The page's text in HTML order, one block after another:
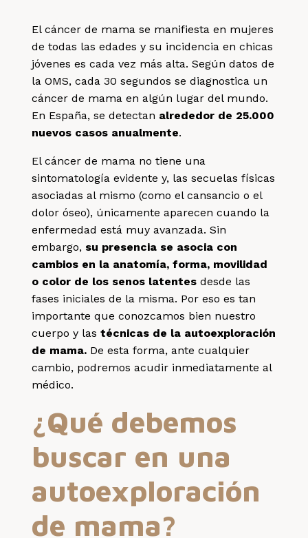
El cáncer de mama se manifiesta en mujeres
de todas las edades y su incidencia en chicas
jóvenes es cada vez más alta. Según datos de
la OMS, cada 30 segundos se diagnostica un
cáncer de mama en algún lugar del mundo.
En España, se detectan alrededor de 25.000
nuevos casos anualmente.
El cáncer de mama no tiene una
sintomatología evidente y, las secuelas físicas
asociadas al mismo (como el cansancio o el
dolor óseo), únicamente aparecen cuando la
enfermedad está muy avanzada. Sin
embargo, su presencia se asocia con
cambios en la anatomía, forma, movilidad
o color de los senos latentesdesde las
fases iniciales de la misma. Por eso es tan
importante que conozcamos bien nuestro
cuerpo y las técnicas de la autoexploración
de mama. De esta forma, ante cualquier
cambio, podremos acudir inmediatamente al
médico.
¿Qué debemos
buscar en una
autoexploración
de mama?